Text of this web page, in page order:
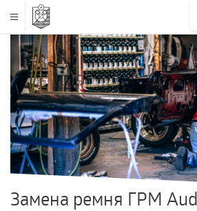
Замена ремня ГРМ